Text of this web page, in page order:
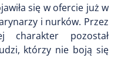
się w ofercie już w
i nurków. Przez
charakter pozostał
którzy nie boją się